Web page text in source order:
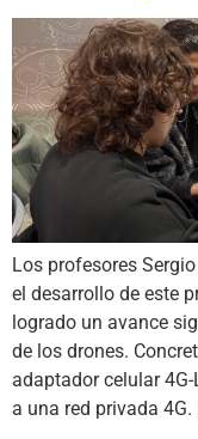
Los profesores
el desarrollo de este
logrado un avance
de los drones.
adaptador celular
a una red privada 4G.